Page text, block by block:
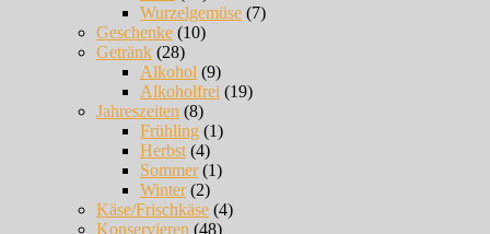
Wurzelgemüse (7)
Geschenke (10)
Getränk (28)
Alkohol (9)
Alkoholfrei (19)
Jahreszeiten (8)
Frühling (1)
Herbst (4)
Sommer(1)
Winter(2)
Käse/Frischkäse (4)
Konservieren (48)